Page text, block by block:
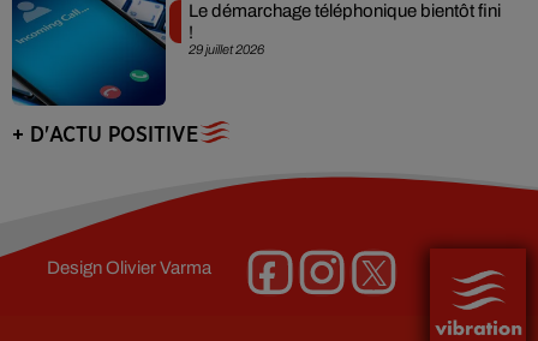
29 juillet 2026
Le démarchage téléphonique bientôt fini
!
+ D'ACTU POSITIVE
DesignOlivier Varma